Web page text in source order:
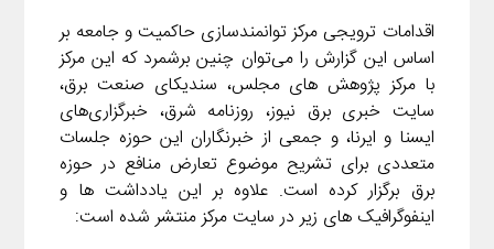
اقدامات ترویجی مرکز توانمندسازی حاکمیت و جامعه بر
اساس این گزارش را می‌توان چنین برشمرد که این مرکز
با مرکز پژوهش های مجلس، سندیکای صنعت برق،
سایت خبری برق نیوز، روزنامه شرق، خبرگزاری‌های
ایسنا و ایرنا، و جمعی از خبرنگاران این حوزه جلسات
متعددی برای تشریح موضوع تعارض منافع در حوزه
برق برگزار کرده است. علاوه بر این یادداشت ها و
اینفوگرافیک های زیر در سایت مرکز منتشر شده است: